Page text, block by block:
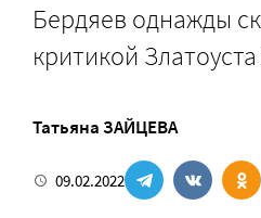
Бердяев однажды
критикой
Татьяна ЗАЙЦЕВА
09.02.2022